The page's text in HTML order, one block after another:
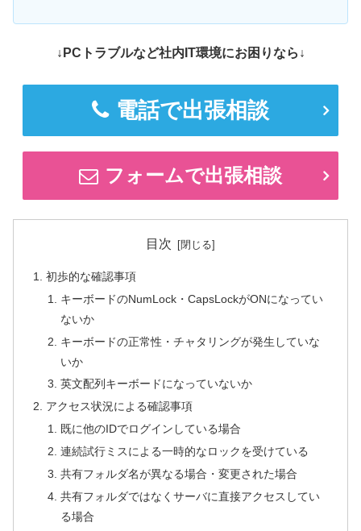
↓PCトラブルなど社内IT環境にお困りなら↓
電話で出張相談
フォームで出張相談
目次
初歩的な確認事項
キーボードのNumLock・CapsLockがONになってい
ないか
キーボードの正常性・チャタリングが発生していな
いか
英文配列キーボードになっていないか
アクセス状況による確認事項
既に他のIDでログインしている場合
連続試行ミスによる一時的なロックを受けている
共有フォルダ名が異なる場合・変更された場合
共有フォルダではなくサーバに直接アクセスしてい
る場合